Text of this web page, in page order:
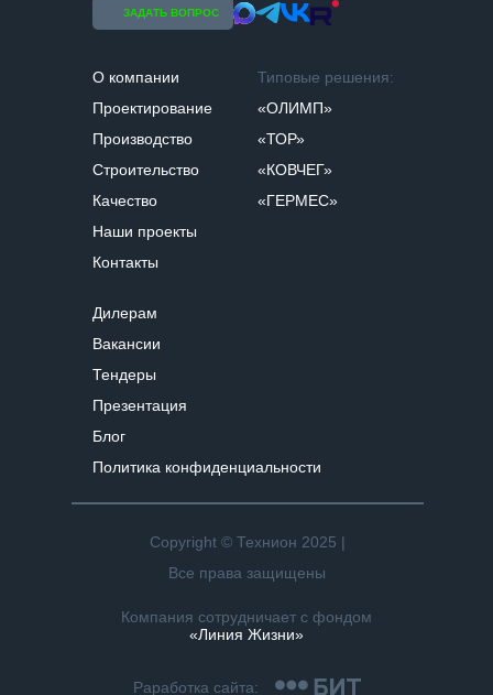
О компании
Проектирование
Производство
Строительство
Качество
Наши проекты
Контакты
Типовые решения:
«ОЛИМП»
«ТОР»
«КОВЧЕГ»
«ГЕРМЕС»
Дилерам
Вакансии
Тендеры
Презентация
Блог
Политика конфиденциальности
Copyright © Технион 2025 |
Все права защищены
Компания сотрудничает с фондом
«Линия Жизни»
Раработка сайта:
ЗАДАТЬ ВОПРОС